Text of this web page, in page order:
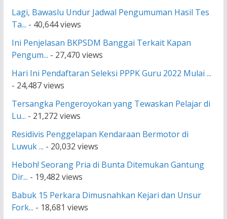
Lagi, Bawaslu Undur Jadwal Pengumuman Hasil Tes
Ta... - 40,644 views
Ini Penjelasan BKPSDM Banggai Terkait Kapan
Pengum... - 27,470 views
Hari Ini Pendaftaran Seleksi PPPK Guru 2022 Mulai ...
- 24,487 views
Tersangka Pengeroyokan yang Tewaskan Pelajar di
Lu... - 21,272 views
Residivis Penggelapan Kendaraan Bermotor di
Luwuk ... - 20,032 views
Heboh! Seorang Pria di Bunta Ditemukan Gantung
Dir... - 19,482 views
Babuk 15 Perkara Dimusnahkan Kejari dan Unsur
Fork... - 18,681 views